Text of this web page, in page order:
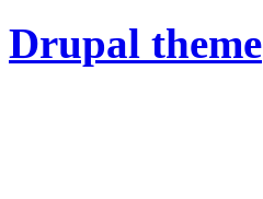
Drupal theme